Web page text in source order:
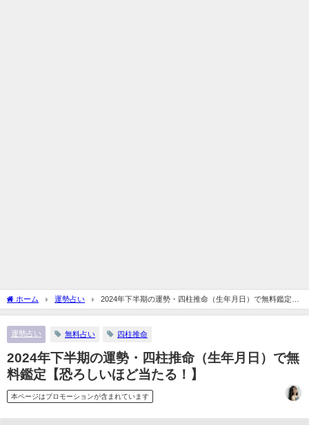
ホーム 運勢占い
2024年下半期の運勢・四柱推命（生年月日）で無料鑑定
【恐ろしいほど当たる！】
運勢占い 無料占い 四柱推命
2024年下半期の運勢・四柱推命（生年月日）で無
料鑑定【恐ろしいほど当たる！】
本ページはプロモーションが含まれています